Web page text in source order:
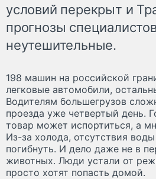
условий перекрыт и
прогнозы
неутешительные.
198 машин на российской
легковые автомобили,
Водителям большегрузов
проезда уже четвертый день.
товар может испортиться, а
Из-за холода, отсутствия
погибнуть. И дело даже не в
животных. Люди устали от
просто хотят попасть домой.